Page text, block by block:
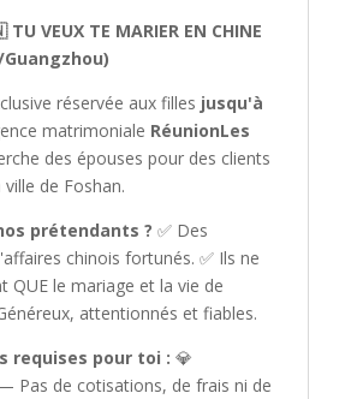
VEUX TE MARIER EN CHINE
réservée aux filles jusqu'à
matrimoniale RéunionLes
des épouses pour des clients
ville de Foshan.
prétendants ? ✅ Des
chinois fortunés. ✅ Ils ne
QUE le mariage et la vie de
attentionnés et fiables.
requises pour toi : 💎
Pas de cotisations, de frais ni de